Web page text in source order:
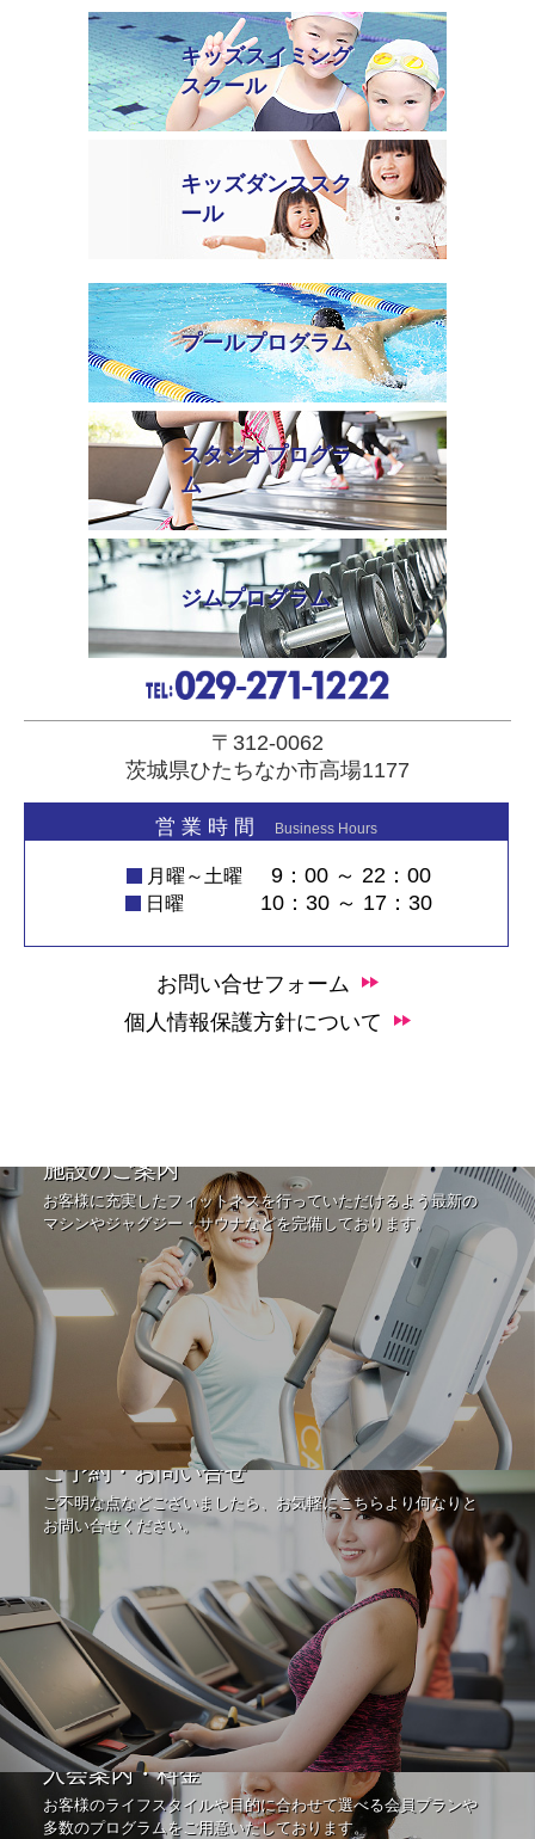
キッズスイミング
スクール
キッズダンススク
ール
プールプログラム
スタジオプログラ
ム
ジムプログラム
〒312-0062
茨城県ひたちなか市高場1177
営 業 時 間 Business Hours
月曜～土曜 9：00 ～ 22：00
日曜 10：30 ～ 17：30
お問い合せフォーム
個人情報保護方針について
施設のご案内
お客様に充実したフィットネスを行っていただけるよう最新の
マシンやジャグジー・サウナなどを完備しております。
ご予約・お問い合せ
ご不明な点などございましたら、お気軽にこちらより何なりと
お問い合せください。
入会案内・料金
お客様のライフスタイルや目的に合わせて選べる会員プランや
多数のプログラムをご用意いたしております。